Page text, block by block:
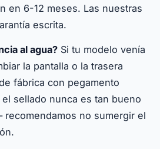
en 6-12 meses. Las nuestras
escrita.
al agua? Si tu modelo venía
la pantalla o la trasera
fábrica con pegamento
sellado nunca es tan bueno
no sumergir el